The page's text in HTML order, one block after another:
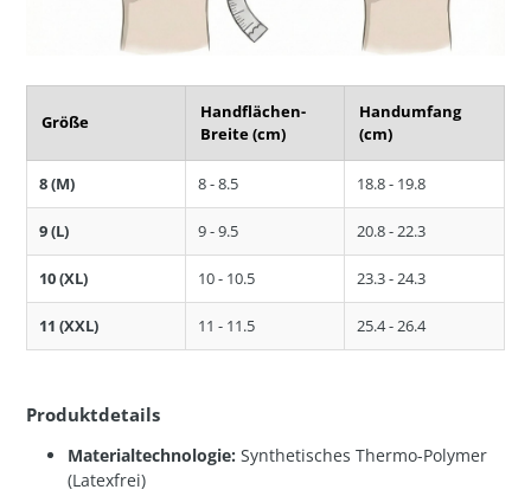
Größe
Handflächen-
Breite (cm)
Handumfang
(cm)
8 (M) 8 - 8.5 18.8 - 19.8
9 (L) 9 - 9.5 20.8 - 22.3
10 (XL) 10 - 10.5 23.3 - 24.3
11 (XXL) 11 - 11.5 25.4 - 26.4
Produktdetails
Materialtechnologie: Synthetisches Thermo-Polymer
(Latexfrei)